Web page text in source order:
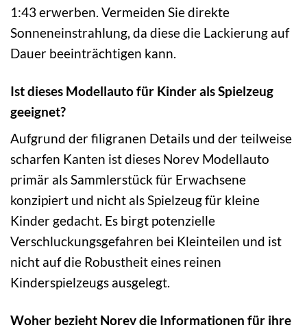
1:43 erwerben. Vermeiden Sie direkte
Sonneneinstrahlung, da diese die Lackierung auf
Dauer beeinträchtigen kann.
Ist dieses Modellauto für Kinder als Spielzeug
geeignet?
Aufgrund der filigranen Details und der teilweise
scharfen Kanten ist dieses Norev Modellauto
primär als Sammlerstück für Erwachsene
konzipiert und nicht als Spielzeug für kleine
Kinder gedacht. Es birgt potenzielle
Verschluckungsgefahren bei Kleinteilen und ist
nicht auf die Robustheit eines reinen
Kinderspielzeugs ausgelegt.
Woher bezieht Norev die Informationen für ihre